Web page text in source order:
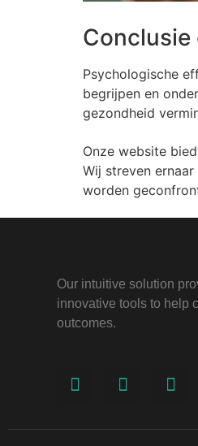
Conclusie
Psychologische
begrijpen en
gezondheid
Onze website
Wij streven
worden
Our intuitive solution
innovative tools to help
outcomes.